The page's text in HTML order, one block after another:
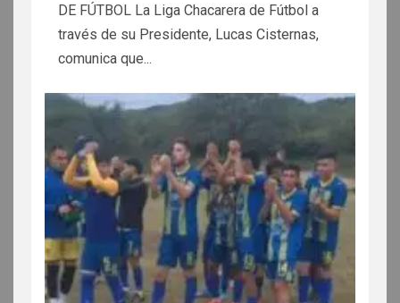
DE FÚTBOL La Liga Chacarera de Fútbol a
través de su Presidente, Lucas Cisternas,
comunica que...